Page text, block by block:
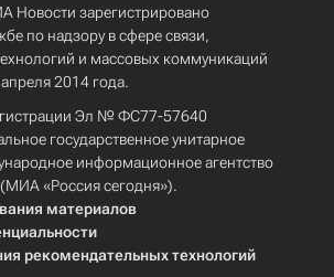
Новости зарегистрировано
по надзору в сфере связи,
и массовых коммуникаций
2014 года.
Эл № ФС77-57640
государственное унитарное
информационное агентство
(МИА «Россия сегодня»).
материалов
рекомендательных технологий